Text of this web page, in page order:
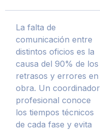
La falta de
comunicación entre
distintos oficios es la
causa del 90% de los
retrasos y errores en
obra. Un coordinador
profesional conoce
los tiempos técnicos
de cada fase y evita